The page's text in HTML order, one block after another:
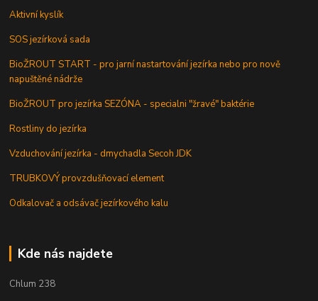
Aktivní kyslík
SOS jezírková sada
BioŽROUT START - pro jarní nastartování jezírka nebo pro nově
napuštěné nádrže
BioŽROUT pro jezírka SEZÓNA - specialni "žravé" baktérie
Rostliny do jezírka
Vzduchování jezírka - dmychadla Secoh JDK
TRUBKOVÝ provzdušňovací element
Odkalovač a odsávač jezírkového kalu
Kde nás najdete
Chlum 238